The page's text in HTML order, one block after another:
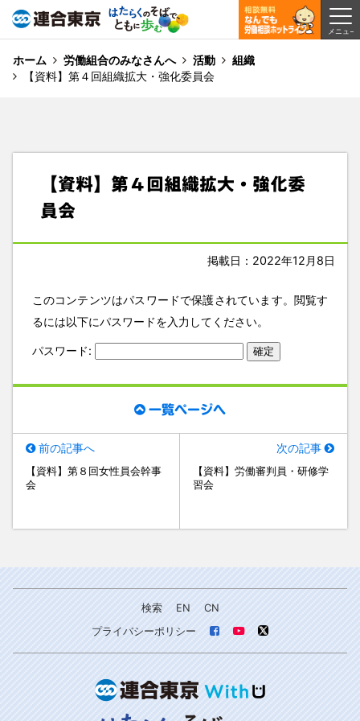
ホーム 労働組合のみなさんへ 活動
組織
【資料】第４回組織拡大・強化委員会
【資料】第４回組織拡大・強化委
員会
掲載日：2022年12月8日
このコンテンツはパスワードで保護されています。閲覧す
るには以下にパスワードを入力してください。
パスワード:
一覧ページへ
前の記事へ
【資料】第８回女性員会幹事
会
次の記事
【資料】労働審判員・研修学
習会
検索 EN
CN
プライバシーポリシー